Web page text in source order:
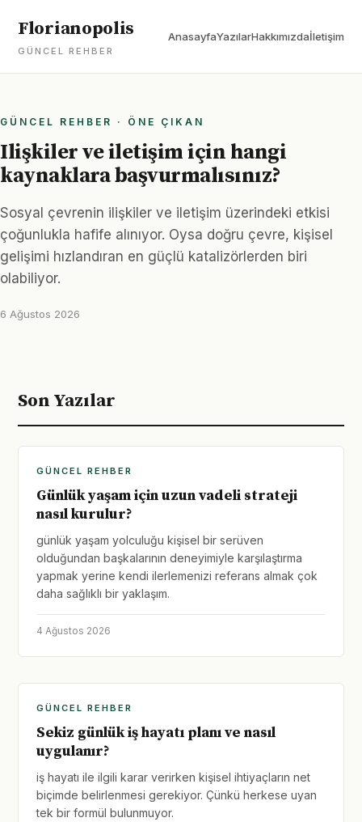
Florianopolis
GÜNCEL REHBER
AnasayfaYazılarHakkımızdaİletişim
GÜNCEL REHBER · ÖNE ÇIKAN
Ilişkiler ve iletişim için hangi
kaynaklara başvurmalısınız?
Sosyal çevrenin ilişkiler ve iletişim üzerindeki etkisi
çoğunlukla hafife alınıyor. Oysa doğru çevre, kişisel
gelişimi hızlandıran en güçlü katalizörlerden biri
olabiliyor.
6 Ağustos 2026
Son Yazılar
GÜNCEL REHBER
Günlük yaşam için uzun vadeli strateji
nasıl kurulur?
günlük yaşam yolculuğu kişisel bir serüven
olduğundan başkalarının deneyimiyle karşılaştırma
yapmak yerine kendi ilerlemenizi referans almak çok
daha sağlıklı bir yaklaşım.
4 Ağustos 2026
GÜNCEL REHBER
Sekiz günlük iş hayatı planı ve nasıl
uygulanır?
iş hayatı ile ilgili karar verirken kişisel ihtiyaçların net
biçimde belirlenmesi gerekiyor. Çünkü herkese uyan
tek bir formül bulunmuyor.